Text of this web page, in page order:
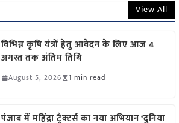
View All
विभिन्न कृषि यंत्रों हेतु आवेदन के लिए आज 4
अगस्त तक अंतिम तिथि
August 5, 2026 1 min read
पंजाब में महिंद्रा ट्रैक्टर्स का नया अभियान ‘दुनिया